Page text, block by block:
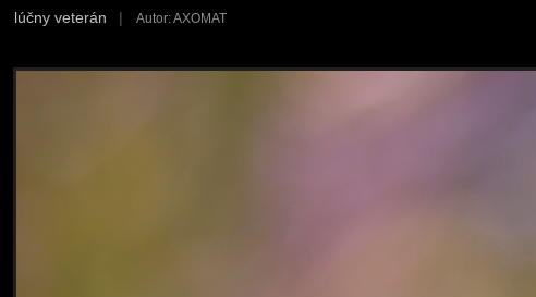
lúčny veterán | Autor: AXOMAT